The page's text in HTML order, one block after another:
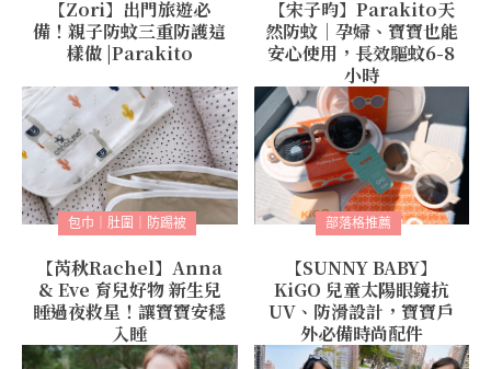
【Zori】出門旅遊必
備！親子防蚊三重防護這
樣做 |Parakito
【宋子昀】Parakito天
然防蚊｜孕婦、寶寶也能
安心使用，長效驅蚊6-8
小時
包巾｜肚圍｜防踢被
【芮秋Rachel】Anna
& Eve 育兒好物 新生兒
睡過夜救星！讓寶寶安穩
入睡
部落格推薦
【SUNNY BABY】
KiGO 兒童太陽眼鏡抗
UV、防滑設計，寶寶戶
外必備時尚配件